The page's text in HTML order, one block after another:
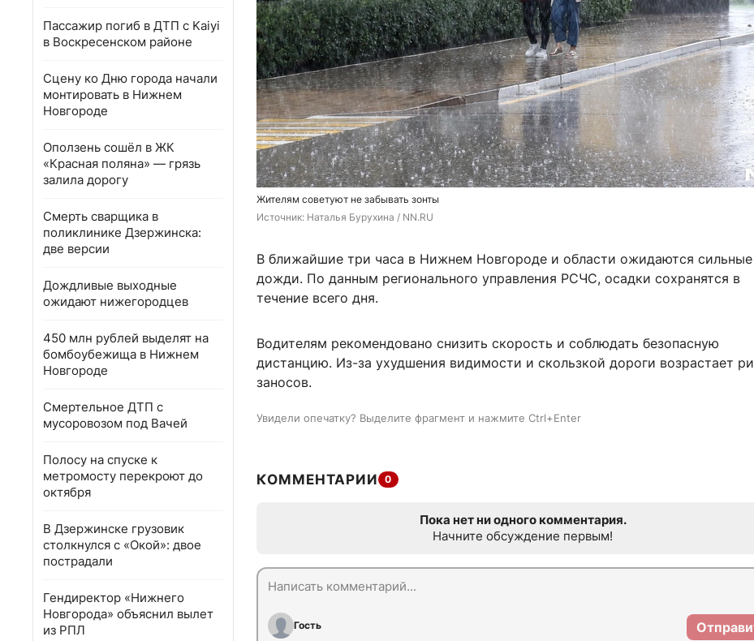
Пассажир погиб в ДТП с Kaiyi
в Воскресенском районе
Сцену ко Дню города начали
монтировать в Нижнем
Новгороде
Оползень сошёл в ЖК
«Красная поляна» — грязь
залила дорогу
Смерть сварщика в
поликлинике Дзержинска:
две версии
Дождливые выходные
ожидают нижегородцев
450 млн рублей выделят на
бомбоубежища в Нижнем
Новгороде
Смертельное ДТП с
мусоровозом под Вачей
Полосу на спуске к
метромосту перекроют до
октября
В Дзержинске грузовик
столкнулся с «Окой»: двое
пострадали
Гендиректор «Нижнего
Новгорода» объяснил вылет
из РПЛ
Жителям советуют не забывать зонты
Источник: Наталья Бурухина / NN.RU
В ближайшие три часа в Нижнем Новгороде и области ожидаются сильные
дожди. По данным регионального управления РСЧС, осадки сохранятся в
течение всего дня.
Водителям рекомендовано снизить скорость и соблюдать безопасную
дистанцию. Из-за ухудшения видимости и скользкой дороги возрастает
заносов.
Увидели опечатку? Выделите фрагмент и нажмите Ctrl+Enter
КОММЕНТАРИИ 0
Пока нет ни одного комментария.
Начните обсуждение первым!
Гость